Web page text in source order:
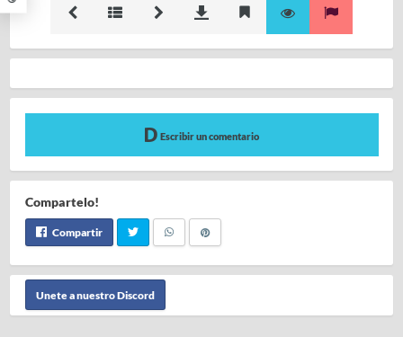
Escribir un comentario
Compartelo!
Compartir
Unete a nuestro Discord